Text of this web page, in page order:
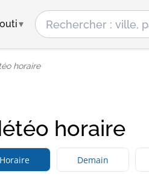
horaire
horaire
Horaire Demain